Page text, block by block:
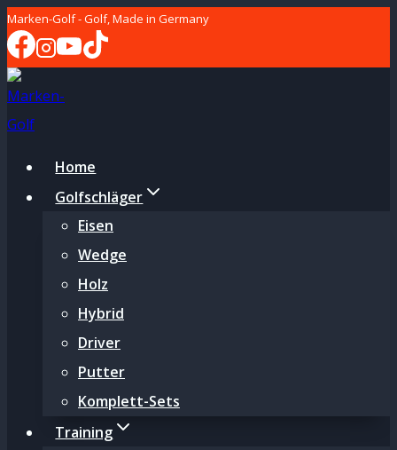
Zum
Inhalt
springen
Marken-Golf - Golf, Made in Germany
Home
Golfschläger
Eisen
Wedge
Holz
Hybrid
Driver
Putter
Komplett-Sets
Training